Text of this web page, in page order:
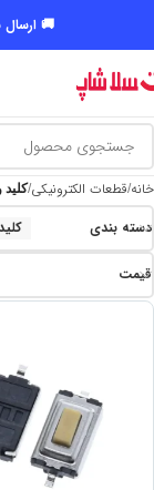
🚚
خانه قطعات الکترونیکی کلید
دسته بندی
قیمت